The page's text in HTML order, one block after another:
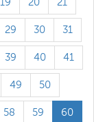
19 20 21
29 30 31
39 40 41
49 50
58 59 60